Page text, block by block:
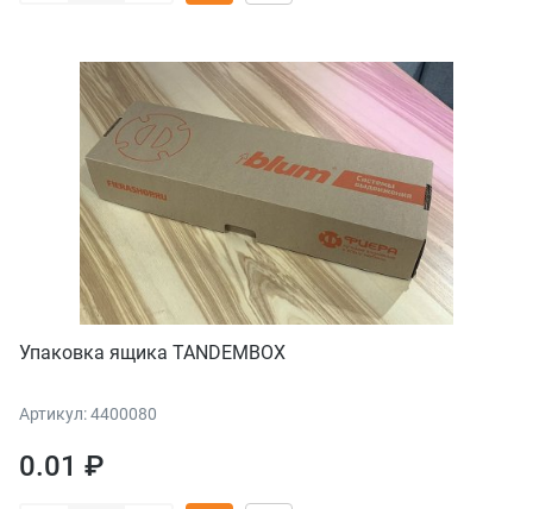
Упаковка ящика TANDEMBOX
Артикул: 4400080
0.01 ₽